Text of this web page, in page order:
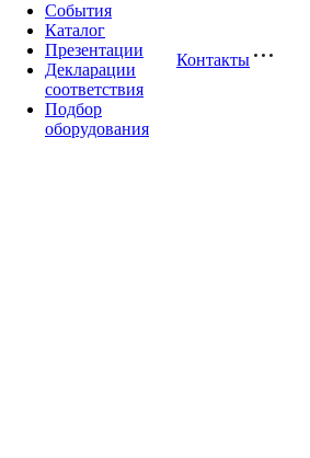
События
Каталог
Презентации
Декларации
соответствия
Подбор
оборудования
Контакты